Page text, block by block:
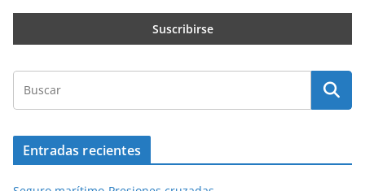
Entradas recientes